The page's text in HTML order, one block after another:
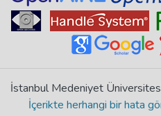
İstanbul Medeniyet
İçerikte herhangi bir hata